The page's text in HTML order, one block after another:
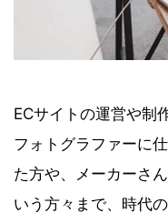
ECサイトの運営や制
フォトグラファーに
た方や、メーカーさ
いう方々まで、時代